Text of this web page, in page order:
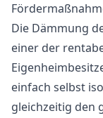
Die Dämmung
einer der
einfach selbst
gleichzeitig den